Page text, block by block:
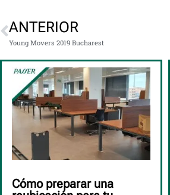
ANTERIOR
Young Movers 2019 Bucharest
Cómo preparar una